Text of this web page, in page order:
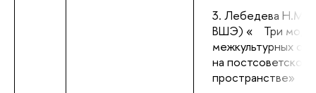
Лебедева Н.М.
ВШЭ) «
Три
межкультурных
на постсоветском
пространстве»